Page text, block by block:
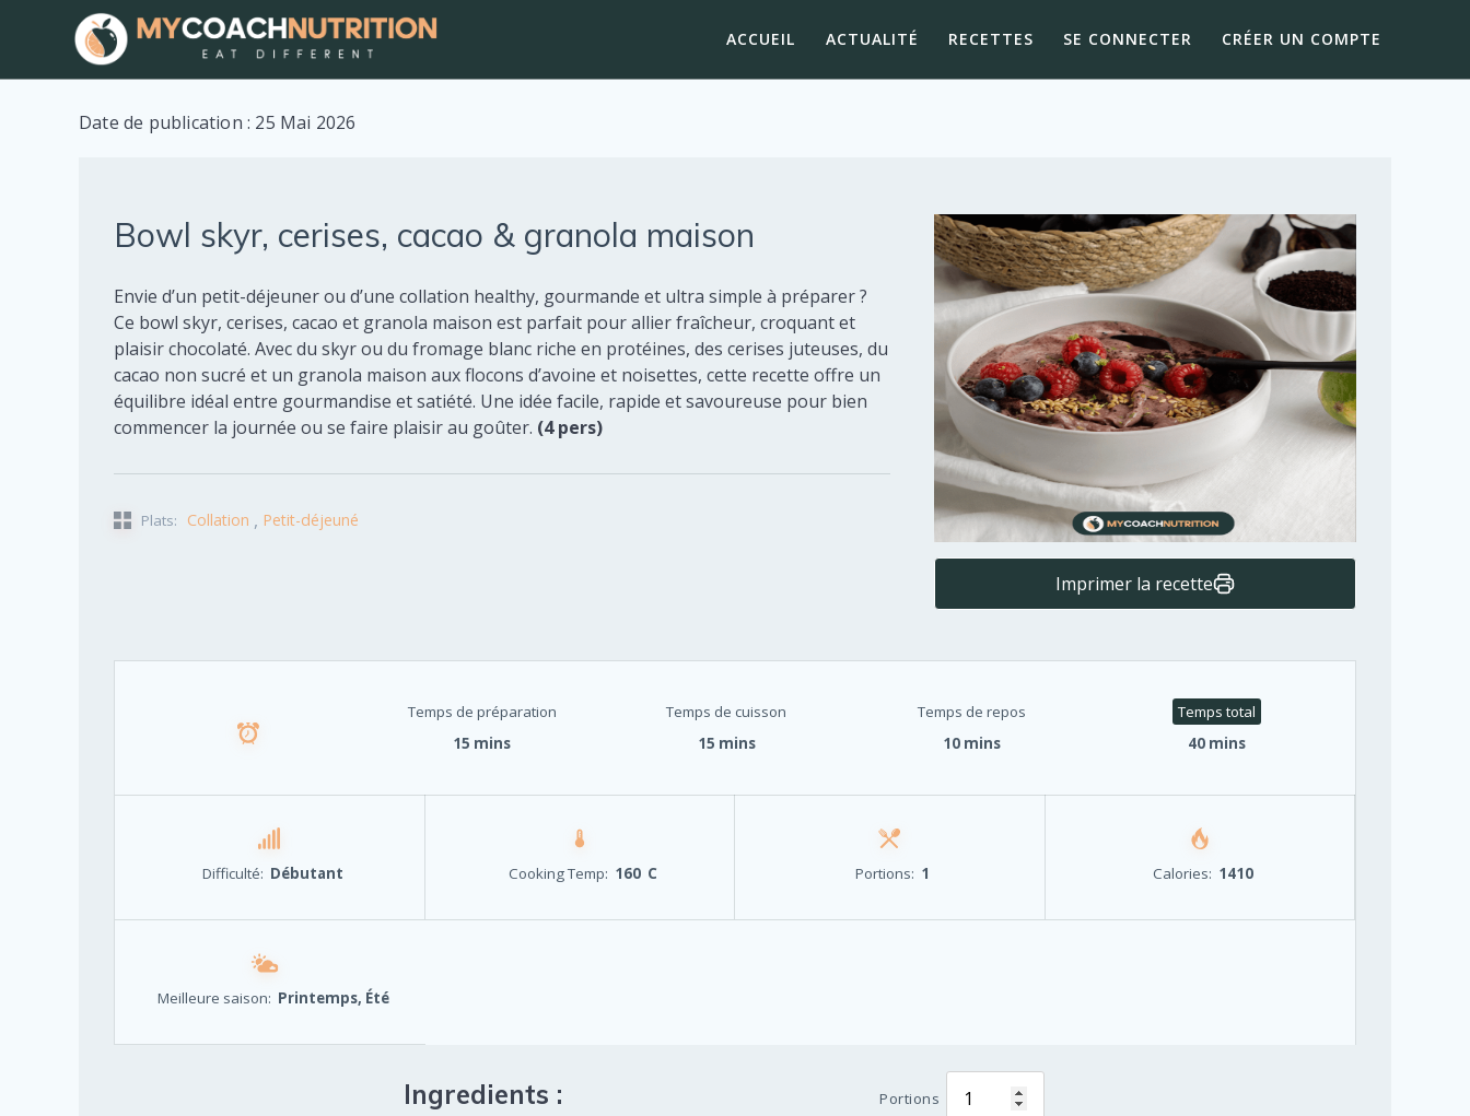
ACCUEIL ACTUALITÉ RECETTES SE CONNECTER CRÉER UN COMPTE
Date de publication : 25 Mai 2026
Bowl skyr, cerises, cacao & granola maison
Envie d’un petit-déjeuner ou d’une collation healthy, gourmande et ultra simple à préparer ?
Ce bowl skyr, cerises, cacao et granola maison est parfait pour allier fraîcheur, croquant et
plaisir chocolaté. Avec du skyr ou du fromage blanc riche en protéines, des cerises juteuses, du
cacao non sucré et un granola maison aux flocons d’avoine et noisettes, cette recette offre un
équilibre idéal entre gourmandise et satiété. Une idée facile, rapide et savoureuse pour bien
commencer la journée ou se faire plaisir au goûter. (4 pers)
Plats: Collation , Petit-déjeuné
Imprimer la recette
Temps de préparation
15 mins
Temps de cuisson
15 mins
Temps de repos
10 mins
Temps total
40 mins
Difficulté: Débutant Cooking Temp: 160 C Portions: 1 Calories: 1410
Meilleure saison: Printemps, Été
Ingredients : Portions